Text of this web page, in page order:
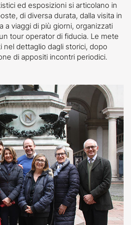
ed esposizioni si articolano in
di diversa durata, dalla visita in
a viaggi di più giorni, organizzati
tour operator di fiducia. Le mete
nel dettaglio dagli storici, dopo
di appositi incontri periodici.